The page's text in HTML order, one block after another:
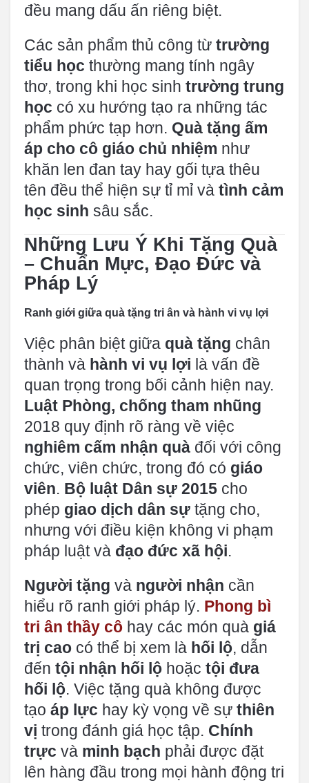
đều mang dấu ấn riêng biệt.
Các sản phẩm thủ công từ trường
tiểu học thường mang tính ngây
thơ, trong khi học sinh trường trung
học có xu hướng tạo ra những tác
phẩm phức tạp hơn. Quà tặng ấm
áp cho cô giáo chủ nhiệm như
khăn len đan tay hay gối tựa thêu
tên đều thể hiện sự tỉ mỉ và tình cảm
học sinh sâu sắc.
Những Lưu Ý Khi Tặng Quà
– Chuẩn Mực, Đạo Đức và
Pháp Lý
Ranh giới giữa quà tặng tri ân và hành vi vụ lợi
Việc phân biệt giữa quà tặng chân
thành và hành vi vụ lợi là vấn đề
quan trọng trong bối cảnh hiện nay.
Luật Phòng, chống tham nhũng
2018 quy định rõ ràng về việc
nghiêm cấm nhận quà đối với công
chức, viên chức, trong đó có giáo
viên. Bộ luật Dân sự 2015 cho
phép giao dịch dân sự tặng cho,
nhưng với điều kiện không vi phạm
pháp luật và đạo đức xã hội.
Người tặng và người nhận cần
hiểu rõ ranh giới pháp lý. Phong bì
tri ân thầy cô hay các món quà giá
trị cao có thể bị xem là hối lộ, dẫn
đến tội nhận hối lộ hoặc tội đưa
hối lộ. Việc tặng quà không được
tạo áp lực hay kỳ vọng về sự thiên
vị trong đánh giá học tập. Chính
trực và minh bạch phải được đặt
lên hàng đầu trong mọi hành động tri